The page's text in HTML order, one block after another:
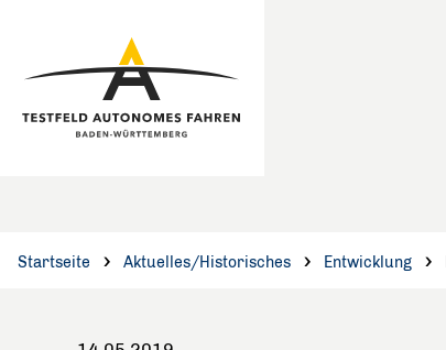
Startseite Aktuelles/Historisches Entwicklung